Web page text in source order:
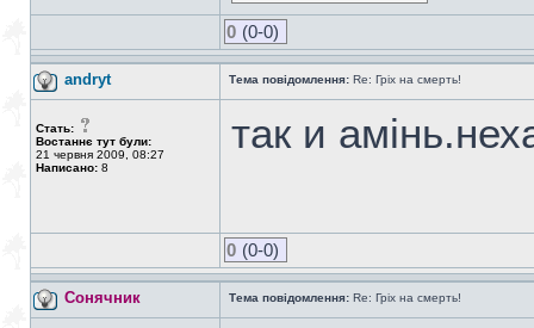
0 (0-0)
andryt Тема повідомлення: Re: Гріх на смерть!
Стать:
Востаннє тут були:
21 червня 2009, 08:27
Написано: 8
так и
0 (0-0)
Сонячник Тема повідомлення: Re: Гріх на смерть!